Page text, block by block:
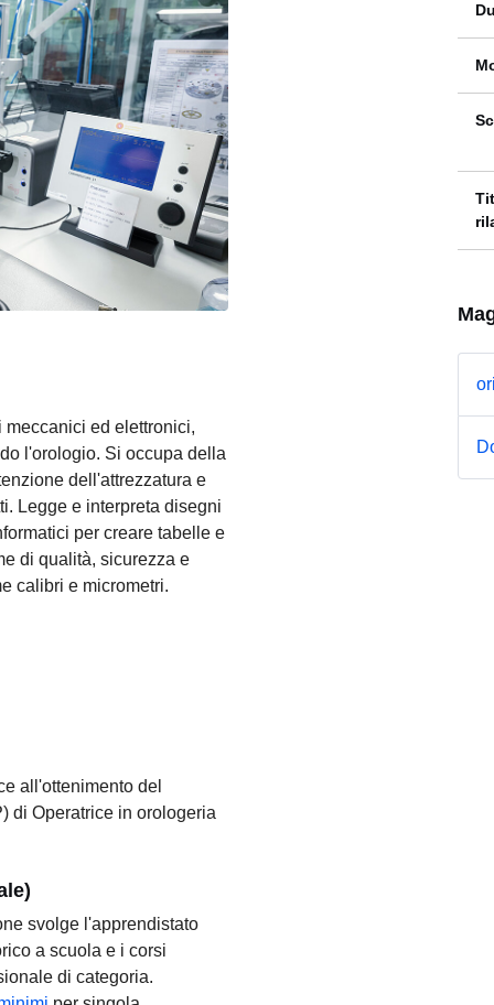
meccanici ed elettronici,
l'orologio. Si occupa della
dell'attrezzatura e
Legge e interpreta disegni
per creare tabelle e
di qualità, sicurezza e
calibri e micrometri.
all'ottenimento del
di Operatrice in orologeria
svolge l'apprendistato
a scuola e i corsi
di categoria.